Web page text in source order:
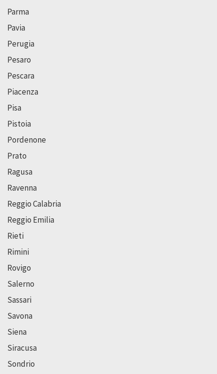
Parma
Pavia
Perugia
Pesaro
Pescara
Piacenza
Pisa
Pistoia
Pordenone
Prato
Ragusa
Ravenna
Reggio Calabria
Reggio Emilia
Rieti
Rimini
Rovigo
Salerno
Sassari
Savona
Siena
Siracusa
Sondrio